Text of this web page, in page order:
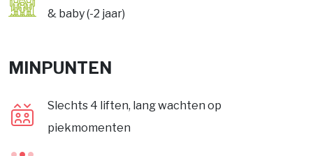
& baby (-2 jaar)
MINPUNTEN
Slechts 4 liften, lang wachten op
piekmomenten